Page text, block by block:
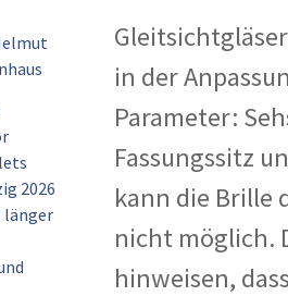
2026
länger
in der
Parameter:
Fassungssitz
kann die Brille
nicht möglich.
hinweisen,